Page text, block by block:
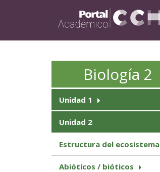
Biología 2
Unidad 1
Unidad 2
Estructura del ecosistema
Abióticos / bióticos